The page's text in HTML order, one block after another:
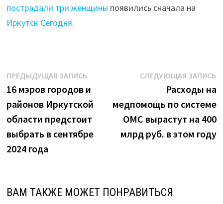
пострадали три женщины появились сначала на
Иркутск Сегодня.
Навигация
по
записям
ПРЕДЫДУЩАЯ ЗАПИСЬПредыдущая
запись:
16 мэров городов и
районов Иркутской
области предстоит
выбрать в сентябре
2024 года
СЛЕДУЮЩАЯ ЗАПИСЬ
Расходы на
медпомощь по системе
ОМС вырастут на 400
млрд руб. в этом году
ВАМ ТАКЖЕ МОЖЕТ ПОНРАВИТЬСЯ